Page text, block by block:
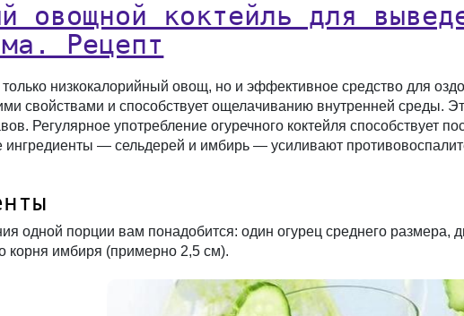
овощной коктейль для
Рецепт
низкокалорийный овощ, но и эффективное средство для
свойствами и способствует ощелачиванию внутренней среды.
Регулярное употребление огуречного коктейля способствует
— сельдерей и имбирь — усиливают
одной порции вам понадобится: один огурец среднего
корня имбиря (примерно 2,5 см).